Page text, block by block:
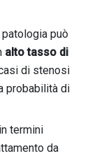
patologia può
alto tasso di
di stenosi
probabilità di
termini
da